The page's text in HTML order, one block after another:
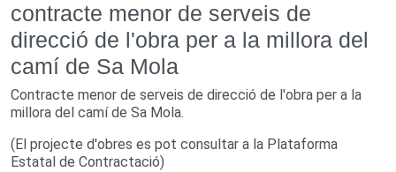
contracte menor de serveis de
direcció de l'obra per a la millora del
camí de Sa Mola
Contracte menor de serveis de direcció de l'obra per a la
millora del camí de Sa Mola.
(El projecte d'obres es pot consultar a la Plataforma
Estatal de Contractació)